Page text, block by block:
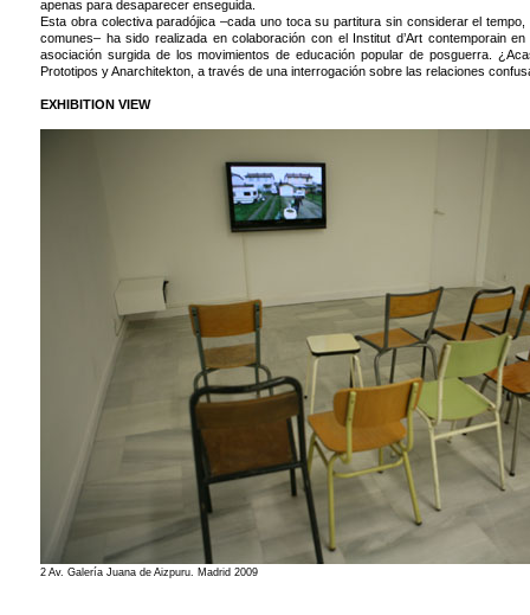
apenas para desaparecer enseguida.
Esta obra colectiva paradójica –cada uno toca su partitura sin considerar el
comunes– ha sido realizada en colaboración con el Institut d’Art contemporain
asociación surgida de los movimientos de educación popular de posguerra.
Prototipos y Anarchitekton, a través de una interrogación sobre las relaciones
EXHIBITION VIEW
2 Av. Galería Juana de Aizpuru. Madrid 2009